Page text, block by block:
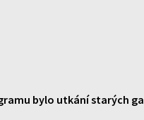
bylo utkání starých